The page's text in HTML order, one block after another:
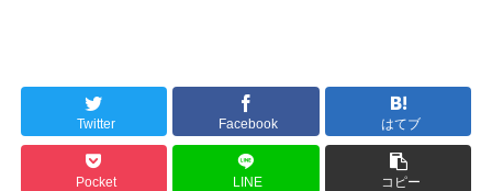
Twitter Facebook はてブ
Pocket LINE コピー